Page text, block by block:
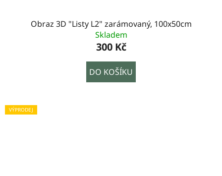
Obraz 3D "Listy L2" zarámovaný, 100x50cm
Skladem
300 Kč
DO KOŠÍKU
VÝPRODEJ